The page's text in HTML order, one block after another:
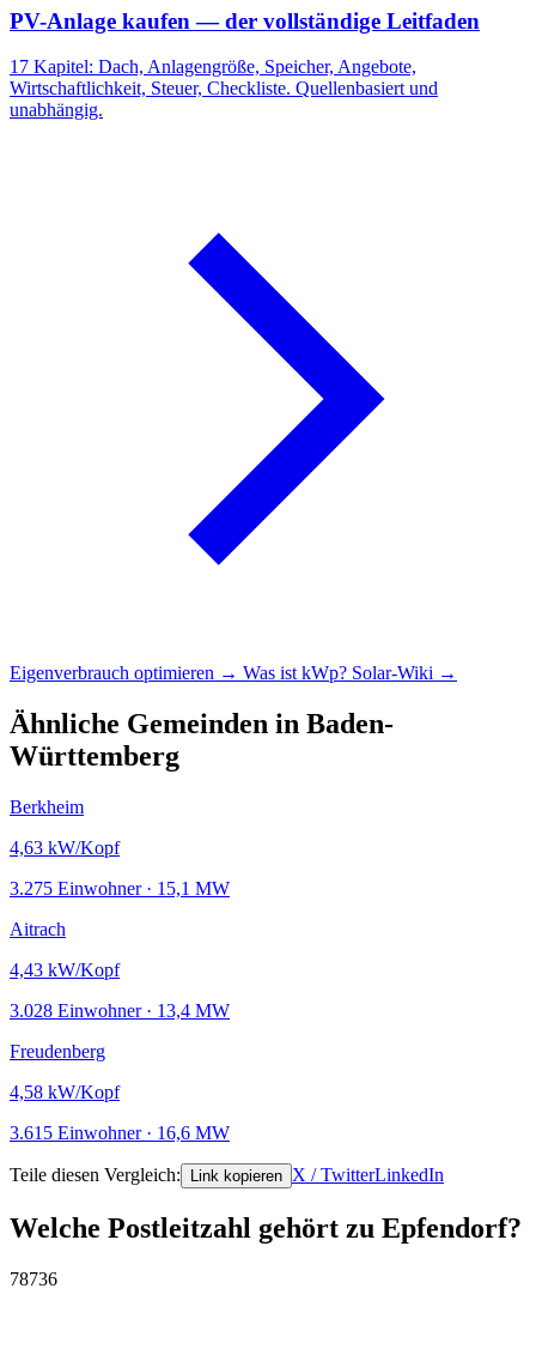
PV-Anlage kaufen — der vollständige Leitfaden
17 Kapitel: Dach, Anlagengröße, Speicher, Angebote,
Wirtschaftlichkeit, Steuer, Checkliste. Quellenbasiert und
unabhängig.
Eigenverbrauch optimieren → Was ist kWp? Solar-Wiki →
Ähnliche Gemeinden in Baden-
Württemberg
Berkheim
4,63 kW/Kopf
3.275 Einwohner · 15,1 MW
Aitrach
4,43 kW/Kopf
3.028 Einwohner · 13,4 MW
Freudenberg
4,58 kW/Kopf
3.615 Einwohner · 16,6 MW
Teile diesen Vergleich: Link kopieren X / TwitterLinkedIn
Welche Postleitzahl gehört zu Epfendorf?
78736